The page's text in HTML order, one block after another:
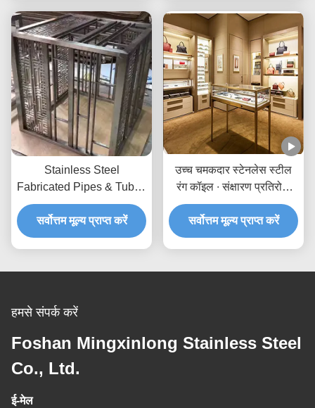
Stainless Steel
Fabricated Pipes & Tubes
Custom Tanks
सर्वोत्तम मूल्य प्राप्त करें
उच्च चमकदार स्टेनलेस स्टील
रंग कॉइल ∙ संक्षारण प्रतिरोधी
और विरोधी फिंगरप्रिंट ∙ निर्यात
गुणवत्ता
सर्वोत्तम मूल्य प्राप्त करें
हमसे संपर्क करें
Foshan Mingxinlong Stainless Steel
Co., Ltd.
ई-मेल